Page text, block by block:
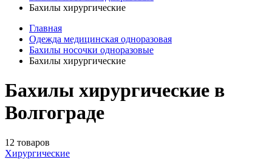
Бахилы хирургические
Главная
Одежда медицинская одноразовая
Бахилы носочки одноразовые
Бахилы хирургические
Бахилы хирургические в
Волгограде
12 товаров
Хирургические